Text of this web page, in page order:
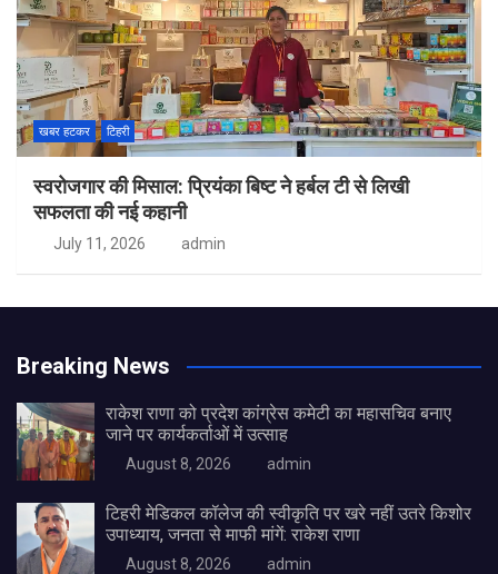
खबर हटकर टिहरी
स्वरोजगार की मिसाल: प्रियंका बिष्ट ने हर्बल टी से लिखी
सफलता की नई कहानी
July 11, 2026 admin
Breaking News
राकेश राणा को प्रदेश कांग्रेस कमेटी का महासचिव बनाए
जाने पर कार्यकर्ताओं में उत्साह
August 8, 2026 admin
टिहरी मेडिकल कॉलेज की स्वीकृति पर खरे नहीं उतरे किशोर
उपाध्याय, जनता से माफी मांगें: राकेश राणा
August 8, 2026 admin